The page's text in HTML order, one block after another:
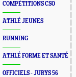
COMPÉTITIONS CSO
ATHLÉ JEUNES
RUNNING
ATHLÉ FORME ET SANTÉ
OFFICIELS - JURYS 56